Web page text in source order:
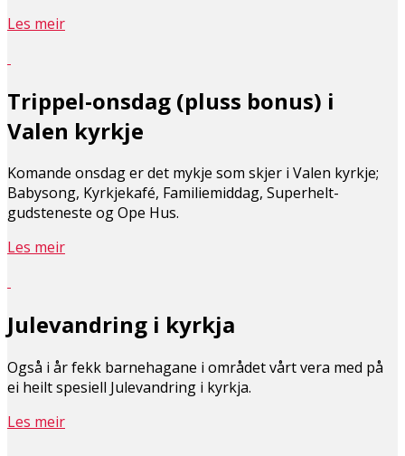
Les meir
Trippel-onsdag (pluss bonus) i
Valen kyrkje
Komande onsdag er det mykje som skjer i Valen kyrkje;
Babysong, Kyrkjekafé, Familiemiddag, Superhelt-
gudsteneste og Ope Hus.
Les meir
Julevandring i kyrkja
Også i år fekk barnehagane i området vårt vera med på
ei heilt spesiell Julevandring i kyrkja.
Les meir